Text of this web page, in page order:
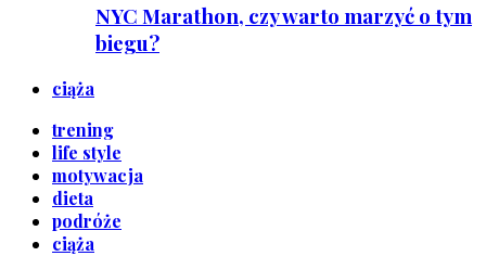
NYC Marathon, czy warto marzyć o tym
biegu?
ciąża
trening
life style
motywacja
dieta
podróże
ciąża